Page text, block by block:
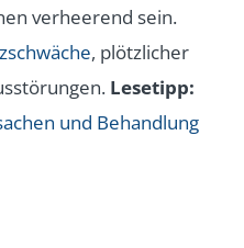
verheerend sein.
, plötzlicher
Lesetipp:
und Behandlung